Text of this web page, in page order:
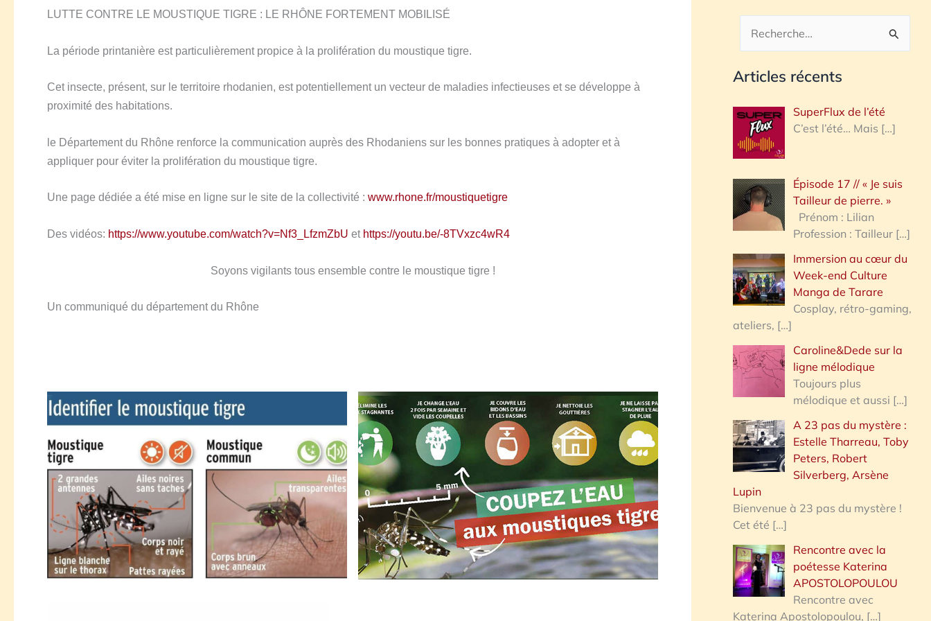
LUTTE CONTRE LE MOUSTIQUE TIGRE : LE RHÔNE FORTEMENT MOBILISÉ
La période printanière est particulièrement propice à la prolifération du moustique tigre.
Cet insecte, présent, sur le territoire rhodanien, est potentiellement un vecteur de maladies infectieuses et se développe à
proximité des habitations.
le Département du Rhône renforce la communication auprès des Rhodaniens sur les bonnes pratiques à adopter et à
appliquer pour éviter la prolifération du moustique tigre.
Une page dédiée a été mise en ligne sur le site de la collectivité : www.rhone.fr/moustiquetigre
Des vidéos: https://www.youtube.com/watch?v=Nf3_LfzmZbU et https://youtu.be/-8TVxzc4wR4
Soyons vigilants tous ensemble contre le moustique tigre !
Un communiqué du département du Rhône
c
h
r
h
e
:
Articles récents
SuperFlux de l’été
C’est l’été… Mais […]
Épisode 17 // « Je suis
Tailleur de pierre. »
Prénom : Lilian
Profession : Tailleur […]
Immersion au cœur du
Week-end Culture
Manga de Tarare
Cosplay, rétro-gaming,
ateliers, […]
Caroline&Dede sur la
ligne mélodique
Toujours plus
mélodique et aussi […]
A 23 pas du mystère :
Estelle Tharreau, Toby
Peters, Robert
Silverberg, Arsène
Lupin
Bienvenue à 23 pas du mystère !
Cet été […]
Rencontre avec la
poétesse Katerina
APOSTOLOPOULOU
Rencontre avec
Katerina Apostolopoulou, […]